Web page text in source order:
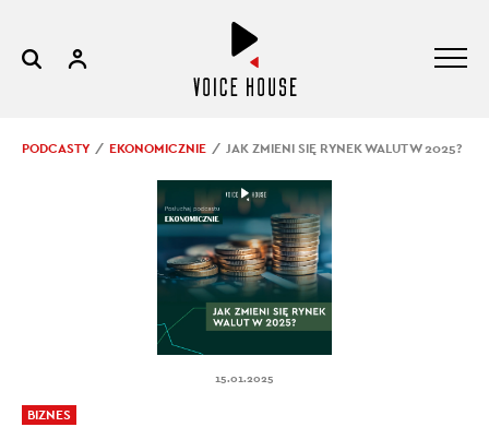
PODCASTY EKONOMICZNIE JAK ZMIENI SIĘ RYNEK WALUT W 2025?
15.01.2025
BIZNES